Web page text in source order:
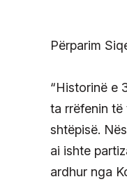
Përparim
“Historinë e
ta rrëfenin të
shtëpisë.
ai ishte
ardhur nga